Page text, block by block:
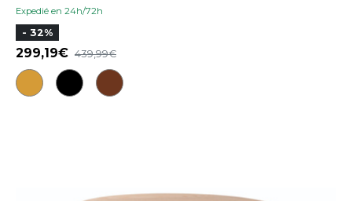
Expedié en 24h/72h
- 32%
299,19 439,99